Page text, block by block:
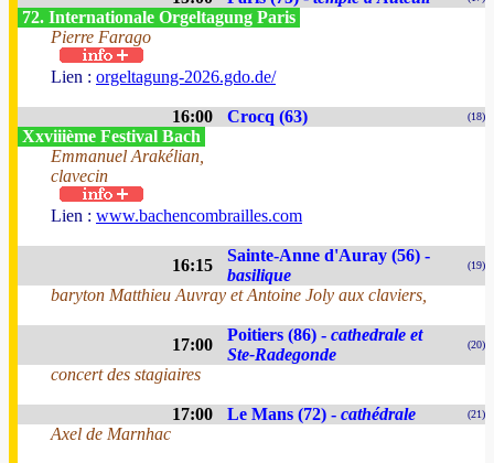
72. Internationale Orgeltagung Paris
Pierre Farago
Lien : orgeltagung-2026.gdo.de/
16:00 Crocq (63) (18)
Xxviiième Festival Bach
Emmanuel Arakélian,
clavecin
Lien : www.bachencombrailles.com
16:15
Sainte-Anne d'Auray (56) -
basilique
(19)
baryton Matthieu Auvray et Antoine Joly aux claviers,
17:00
Poitiers (86) - cathedrale et
Ste-Radegonde
(20)
concert des stagiaires
17:00 Le Mans (72) - cathédrale (21)
Axel de Marnhac